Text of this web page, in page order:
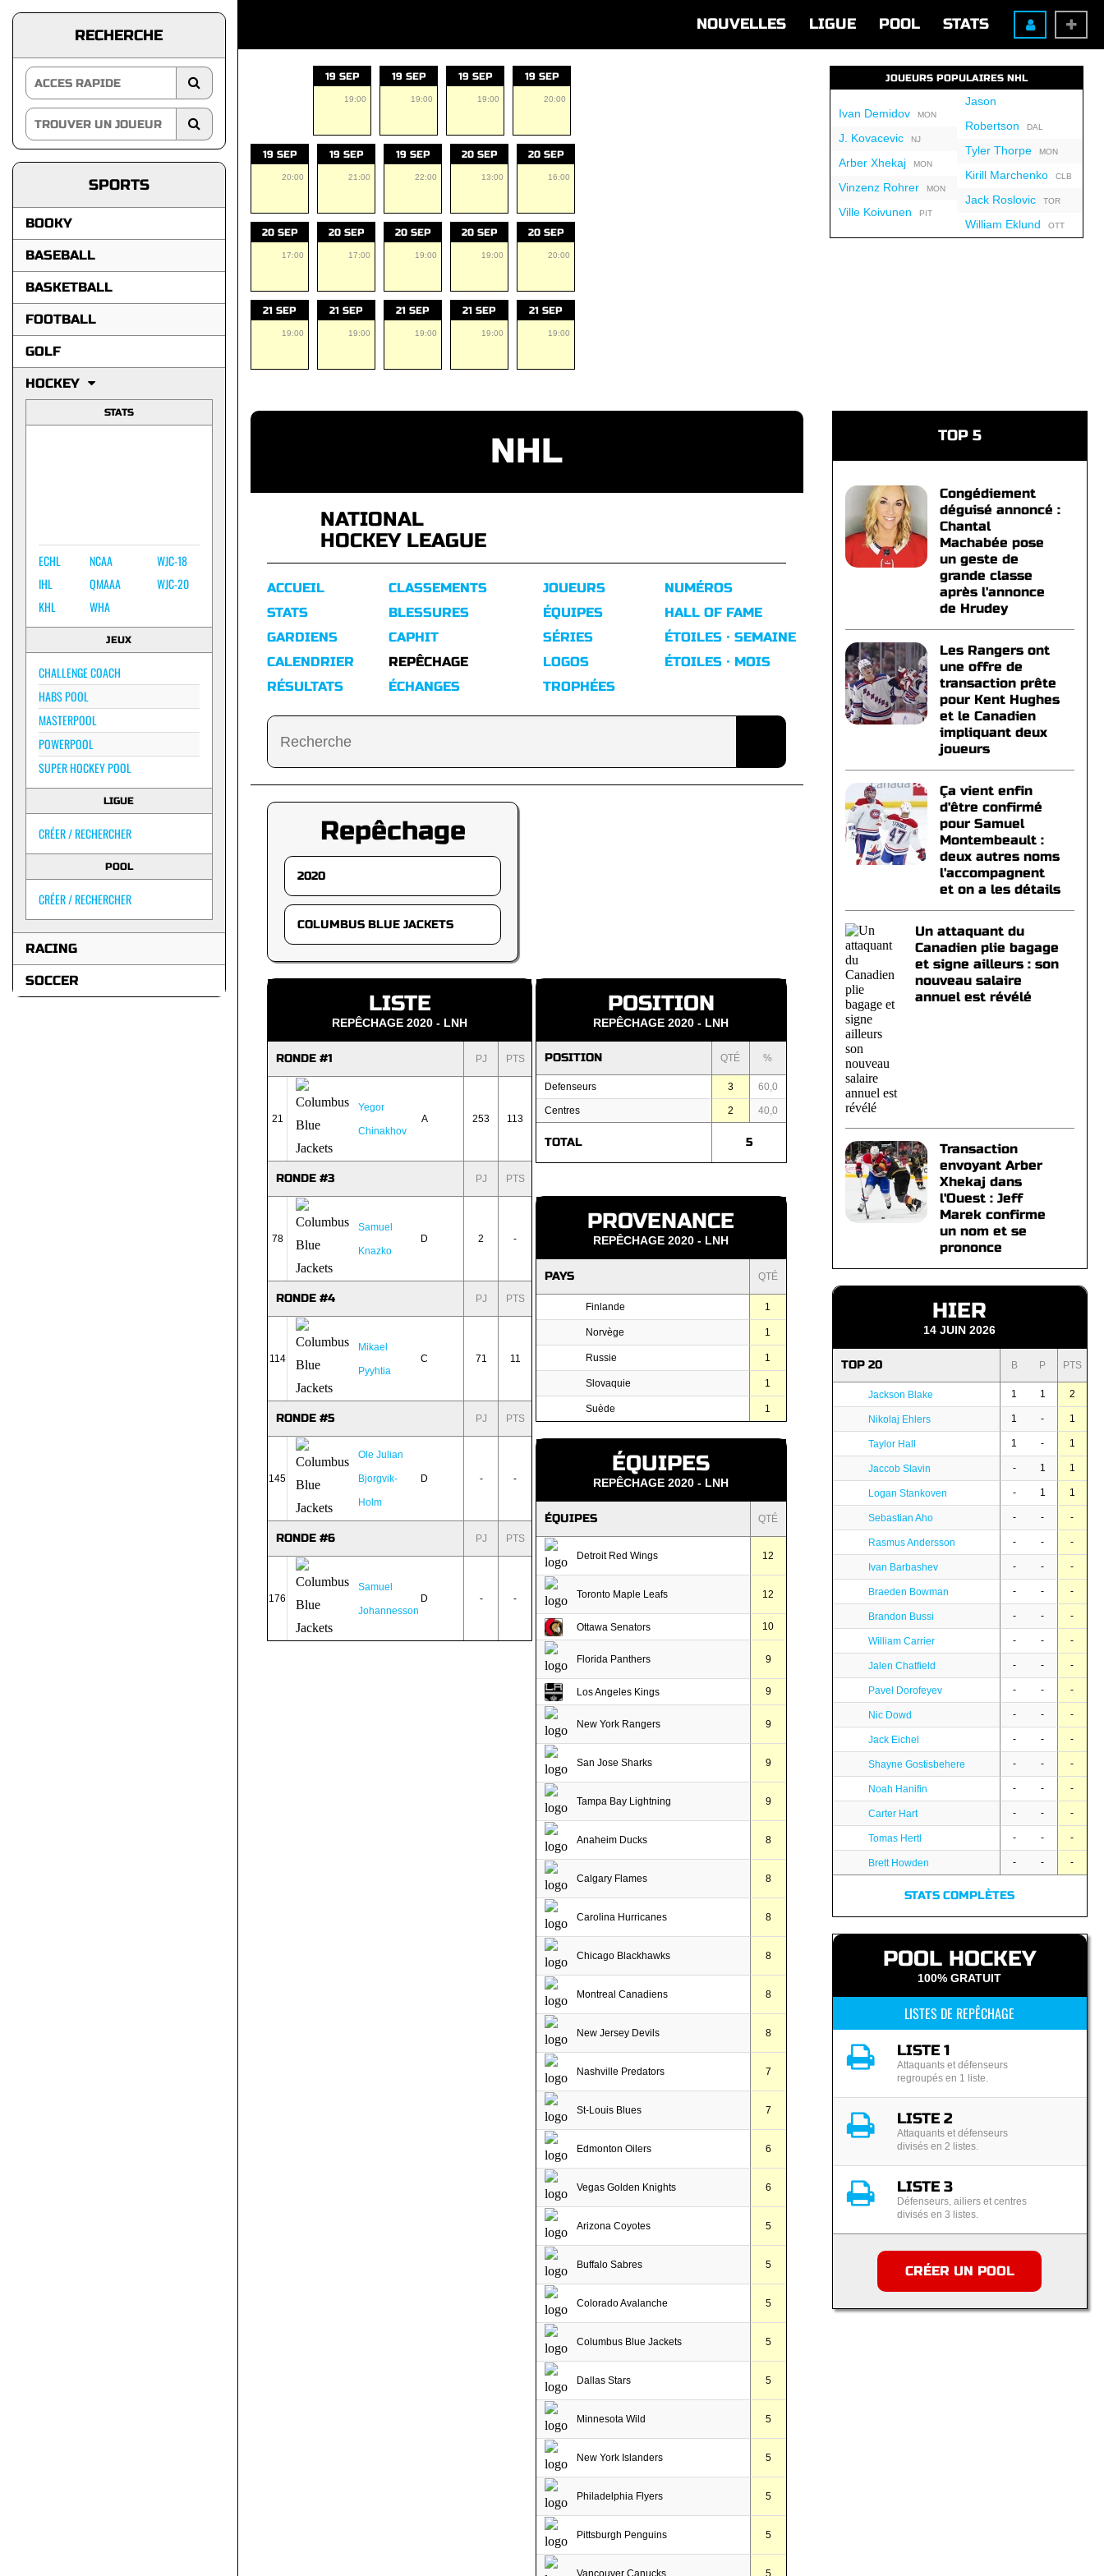
NOUVELLES LIGUE POOL STATS
RECHERCHE
SPORTS
BOOKY
BASEBALL
BASKETBALL
FOOTBALL
GOLF
HOCKEY
STATS
ECHL
IHL
KHL
NCAA
QMAAA
WHA
WJC-18
WJC-20
JEUX
CHALLENGE COACH
HABS POOL
MASTERPOOL
POWERPOOL
SUPER HOCKEY POOL
LIGUE
CRÉER / RECHERCHER
POOL
CRÉER / RECHERCHER
RACING
SOCCER
19 SEP
19:00
19 SEP
19:00
19 SEP
19:00
19 SEP
20:00
19 SEP
20:00
19 SEP
21:00
19 SEP
22:00
20 SEP
13:00
20 SEP
16:00
20 SEP
17:00
20 SEP
17:00
20 SEP
19:00
20 SEP
19:00
20 SEP
20:00
21 SEP
19:00
21 SEP
19:00
21 SEP
19:00
21 SEP
19:00
21 SEP
19:00
JOUEURS POPULAIRES NHL
Ivan DemidovMON
J. KovacevicNJ
Arber XhekajMON
Vinzenz RohrerMON
Ville Koivunen PIT
Jason
Robertson DAL
Tyler ThorpeMON
Kirill MarchenkoCLB
Jack RoslovicTOR
William Eklund OTT
NHL
NATIONAL
HOCKEY LEAGUE
ACCUEIL
STATS
GARDIENS
CALENDRIER
RÉSULTATS
CLASSEMENTS
BLESSURES
CAPHIT
REPÊCHAGE
ÉCHANGES
JOUEURS
ÉQUIPES
SÉRIES
LOGOS
TROPHÉES
NUMÉROS
HALL OF FAME
ÉTOILES · SEMAINE
ÉTOILES · MOIS
Repêchage
LISTE
REPÊCHAGE 2020 - LNH
RONDE #1 PJ PTS
21
Yegor
Chinakhov
A 253 113
RONDE #3 PJ PTS
78
Samuel
Knazko
D 2 -
RONDE #4 PJ PTS
114
Mikael
Pyyhtia
C 71 11
RONDE #5 PJ PTS
145
Ole Julian
Bjorgvik-
Holm
D - -
RONDE #6 PJ PTS
176
Samuel
Johannesson
D - -
POSITION
REPÊCHAGE 2020 - LNH
POSITION QTÉ %
Defenseurs 3 60,0
Centres 2 40,0
TOTAL 5
PROVENANCE
REPÊCHAGE 2020 - LNH
PAYS QTÉ
Finlande 1
Norvège 1
Russie 1
Slovaquie 1
Suède 1
ÉQUIPES
REPÊCHAGE 2020 - LNH
ÉQUIPES QTÉ
Detroit Red Wings 12
Toronto Maple Leafs 12
Ottawa Senators 10
Florida Panthers 9
Los Angeles Kings 9
New York Rangers 9
San Jose Sharks 9
Tampa Bay Lightning 9
Anaheim Ducks 8
Calgary Flames 8
Carolina Hurricanes 8
Chicago Blackhawks 8
Montreal Canadiens 8
New Jersey Devils 8
Nashville Predators 7
St-Louis Blues 7
Edmonton Oilers 6
Vegas Golden Knights 6
Arizona Coyotes 5
Buffalo Sabres 5
Colorado Avalanche 5
Columbus Blue Jackets 5
Dallas Stars 5
Minnesota Wild 5
New York Islanders 5
Philadelphia Flyers 5
Pittsburgh Penguins 5
Vancouver Canucks 5
TOP 5
Congédiement
déguisé annoncé :
Chantal
Machabée pose
un geste de
grande classe
après l'annonce
de Hrudey
Les Rangers ont
une offre de
transaction prête
pour Kent Hughes
et le Canadien
impliquant deux
joueurs
Ça vient enfin
d'être confirmé
pour Samuel
Montembeault :
deux autres noms
l'accompagnent
et on a les détails
Un attaquant du
Canadien plie bagage
et signe ailleurs : son
nouveau salaire
annuel est révélé
Transaction
envoyant Arber
Xhekaj dans
l'Ouest : Jeff
Marek confirme
un nom et se
prononce
HIER
14 JUIN 2026
TOP 20 B P PTS
Jackson Blake 1 1 2
Nikolaj Ehlers 1 - 1
Taylor Hall 1 - 1
Jaccob Slavin - 1 1
Logan Stankoven - 1 1
Sebastian Aho - - -
Rasmus Andersson - - -
Ivan Barbashev - - -
Braeden Bowman - - -
Brandon Bussi - - -
William Carrier - - -
Jalen Chatfield - - -
Pavel Dorofeyev - - -
Nic Dowd - - -
Jack Eichel - - -
Shayne Gostisbehere - - -
Noah Hanifin - - -
Carter Hart - - -
Tomas Hertl - - -
Brett Howden - - -
STATS COMPLÈTES
POOL HOCKEY
100% GRATUIT
LISTES DE REPÊCHAGE
LISTE 1
Attaquants et défenseurs
regroupés en 1 liste.
LISTE 2
Attaquants et défenseurs
divisés en 2 listes.
LISTE 3
Défenseurs, ailiers et centres
divisés en 3 listes.
CRÉER UN POOL